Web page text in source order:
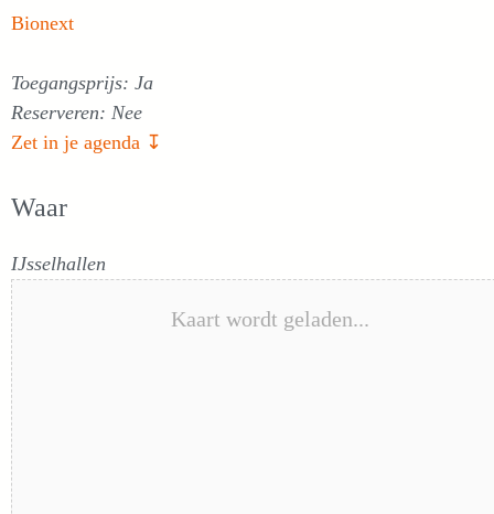
Bionext
Toegangsprijs: Ja
Reserveren: Nee
Zet in je agenda ↧
Waar
IJsselhallen
Kaart wordt geladen...